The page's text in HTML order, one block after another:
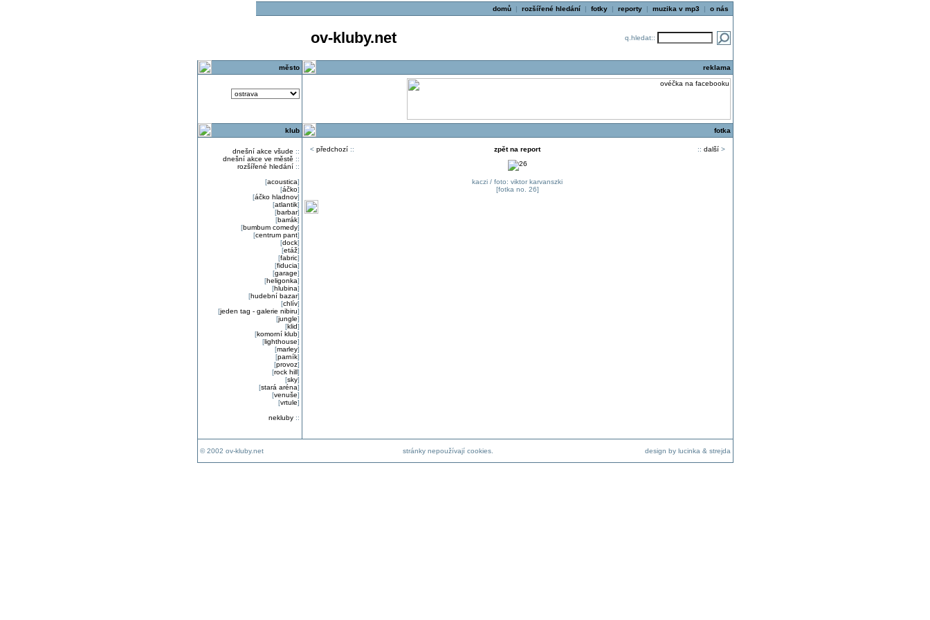
domů| rozšířené hledání| fotky| reporty| muzika v mp3 | o nás
ov-kluby.net q.hledat::
město reklama
klub
dnešní akce všude ::
dnešní akce ve městě ::
rozšířené hledání::
[acoustica]
[áčko]
[áčko hladnov]
[atlantik]
[barbar]
[barrák]
[bumbum comedy]
[centrum pant]
[dock]
[etáž]
[fabric]
[fiducia]
[garage]
[heligonka]
[hlubina]
[hudební bazar]
[chlív]
[jeden tag - galerie nibiru]
[jungle]
[klid]
[komorní klub]
[lighthouse]
[marley]
[parník]
[provoz]
[rock hill]
[sky]
[stará aréna]
[venuše]
[vrtule]
nekluby::
fotka
< předchozí:: zpět na report :: další>
kaczi / foto: viktor karvanszki
[fotka no. 26]
© 2002 ov-kluby.net stránky nepoužívají cookies. design by lucinka & strejda